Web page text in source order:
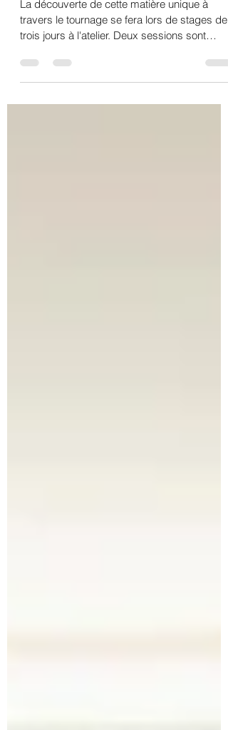
Toussaint 2025.
La découverte de cette matière unique à
trois jours à l'atelier. Deux sessions sont
proposées, en juillet le 23, 24, 25 et en août,